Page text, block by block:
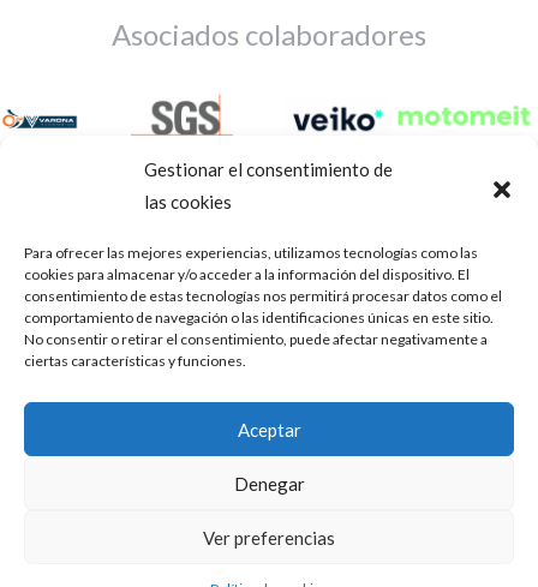
Gestionar el consentimiento de
las cookies
Para ofrecer las mejores experiencias, utilizamos tecnologías como las
cookies para almacenar y/o acceder a la información del dispositivo. El
consentimiento de estas tecnologías nos permitirá procesar datos como el
comportamiento de navegación o las identificaciones únicas en este sitio.
No consentir o retirar el consentimiento, puede afectar negativamente a
ciertas características y funciones.
Aceptar
Denegar
Ver preferencias
Asociados colaboradores
Aviso Legal Política de privacidad Portal de transparencia
ASOCIACIÓN DE TALLERES DE REPARACIÓN DE
AUTOMÓVILES • CIF: G14023832
Mediación, Arbitraje y Conciliación, de la Consejería de Empleo
Puedes aprender más sobre qué cookies utilizamos o